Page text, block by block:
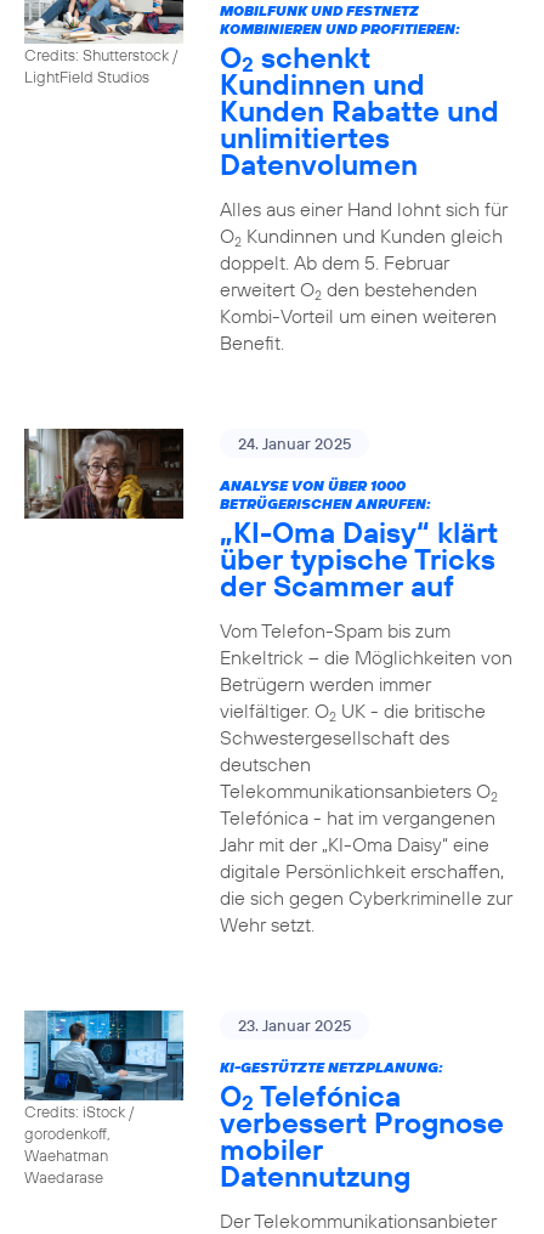
Credits: Shutterstock /
LightField Studios
MOBILFUNK UND FESTNETZ
KOMBINIEREN UND PROFITIEREN:
O2 schenkt
Kundinnen und
Kunden Rabatte und
unlimitiertes
Datenvolumen
Alles aus einer Hand lohnt sich für
O2Kundinnen und Kunden gleich
doppelt. Ab dem 5. Februar
erweitert O2den bestehenden
Kombi-Vorteil um einen weiteren
Benefit.
24. Januar 2025
ANALYSE VON ÜBER 1000
BETRÜGERISCHEN ANRUFEN:
„KI-Oma Daisy“ klärt
über typische Tricks
der Scammer auf
Vom Telefon-Spam bis zum
Enkeltrick – die Möglichkeiten von
Betrügern werden immer
vielfältiger. O2UK - die britische
Schwestergesellschaft des
deutschen
Telekommunikationsanbieters O2
Telefónica - hat im vergangenen
Jahr mit der „KI-Oma Daisy“ eine
digitale Persönlichkeit erschaffen,
die sich gegen Cyberkriminelle zur
Wehr setzt.
Credits: iStock /
gorodenkoff,
Waehatman
Waedarase
23. Januar 2025
KI-GESTÜTZTE NETZPLANUNG:
O2 Telefónica
verbessert Prognose
mobiler
Datennutzung
Der Telekommunikationsanbieter